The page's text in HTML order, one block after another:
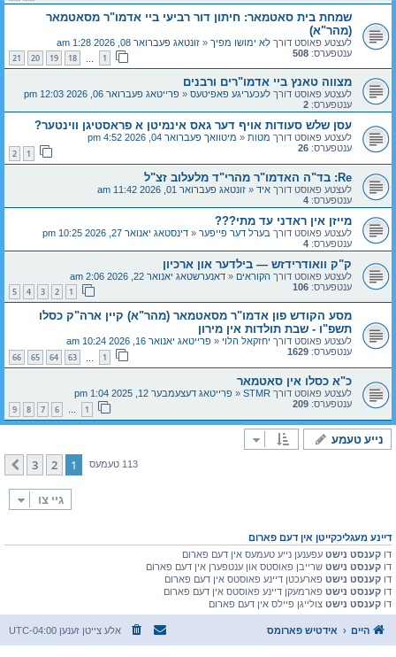
שמחת בית סאטמאר: חיתון דור רביעי ביי אדמו"ר מסאטמאר
(מהר"א)
לעצטע פאוסט דורך לא ימושו מפיך « זונטאג פעברואר 08, 2026 1:28 am
ענטפערס: 508
1
18
19
20
21
מצווה טאנץ ביי אדמו"רים ורבנים
לעצטע פאוסט דורך לעכעריגע פאפיטעס « פרייטאג פעברואר 06, 2026 12:03 pm
ענטפערס: 2
עסן שלש סעודות אויף דער גאס אינמיטן א פראסטיגן ווינטער?
לעצטע פאוסט דורך מטות « מיטוואך פעברואר 04, 2026 4:52 pm
ענטפערס: 26
1
2
Re: בד"ה האדמו"ר מהרי"ד מלעלוב זצ"ל
לעצטע פאוסט דורך איד « זונטאג פעברואר 01, 2026 11:42 am
ענטפערס: 4
מייזן אין ראדני עד מתי???
לעצטע פאוסט דורך בערל דער פייפער « דינסטאג יאנואר 27, 2026 10:25 pm
ענטפערס: 4
ק"ק וואודרידזש — בילדער און ארכיון
לעצטע פאוסט דורך הקוראים « דאנערשטאג יאנואר 22, 2026 2:06 am
ענטפערס: 106
1
2
3
4
5
מסע הקודש פון אדמו"ר מסאטמאר (מהר"א) קיין ארה"ק כסלו
תשפ"ו - שבת תולדות אין מירון
לעצטע פאוסט דורך יחזקאל הלוי « פרייטאג יאנואר 16, 2026 10:24 am
ענטפערס: 1629
1
63
64
65
66
כ"א כסלו אין סאטמאר
לעצטע פאוסט דורך STMR
« פרייטאג דעצעמבער 12, 2025 1:04 pm
ענטפערס: 209
1
…
6
7
8
9
נייע טעמע
113 טעמעס 1
2
3
קומענדיגע
גיי צו
דיינע מעגליכקייטן אין דעם פארום
דו קענסט נישט עפענען נייע טעמעס אין דעם פארום
דו קענסט נישט שרייבן פאוסטס און ענטפערן אין דעם פארום
דו קענסט נישט פארעכטן דיינע פאוסטס אין דעם פארום
דו קענסט נישט פארמעקן דיינע פאוסטס אין דעם פארום
דו קענסט נישט צולייגן פיילס אין דעם פארום
היים אידטיש פארומס אלע צייטן זענען UTC-04:00